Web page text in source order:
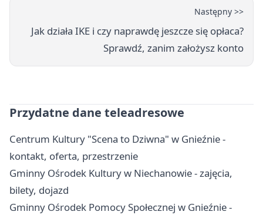
Następny >>
Jak działa IKE i czy naprawdę jeszcze się opłaca?
Sprawdź, zanim założysz konto
Przydatne dane teleadresowe
Centrum Kultury "Scena to Dziwna" w Gnieźnie -
kontakt, oferta, przestrzenie
Gminny Ośrodek Kultury w Niechanowie - zajęcia,
bilety, dojazd
Gminny Ośrodek Pomocy Społecznej w Gnieźnie -